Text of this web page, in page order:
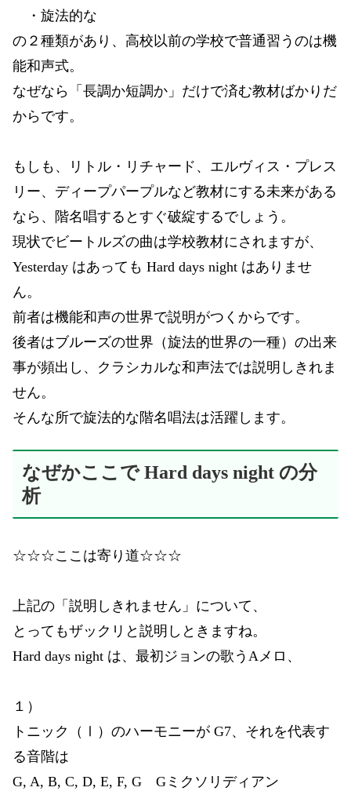
・旋法的な
の２種類があり、高校以前の学校で普通習うのは機
能和声式。
なぜなら「長調か短調か」だけで済む教材ばかりだ
からです。
もしも、リトル・リチャード、エルヴィス・プレス
リー、ディープパープルなど教材にする未来がある
なら、階名唱するとすぐ破綻するでしょう。
現状でビートルズの曲は学校教材にされますが、
Yesterday はあっても Hard days night はありませ
ん。
前者は機能和声の世界で説明がつくからです。
後者はブルーズの世界（旋法的世界の一種）の出来
事が頻出し、クラシカルな和声法では説明しきれま
せん。
そんな所で旋法的な階名唱法は活躍します。
なぜかここで Hard days night の分
析
☆☆☆ここは寄り道☆☆☆
上記の「説明しきれません」について、
とってもザックリと説明しときますね。
Hard days night は、最初ジョンの歌うAメロ、
１）
トニック（Ⅰ）のハーモニーが G7、それを代表す
る音階は
G, A, B, C, D, E, F, G Gミクソリディアン